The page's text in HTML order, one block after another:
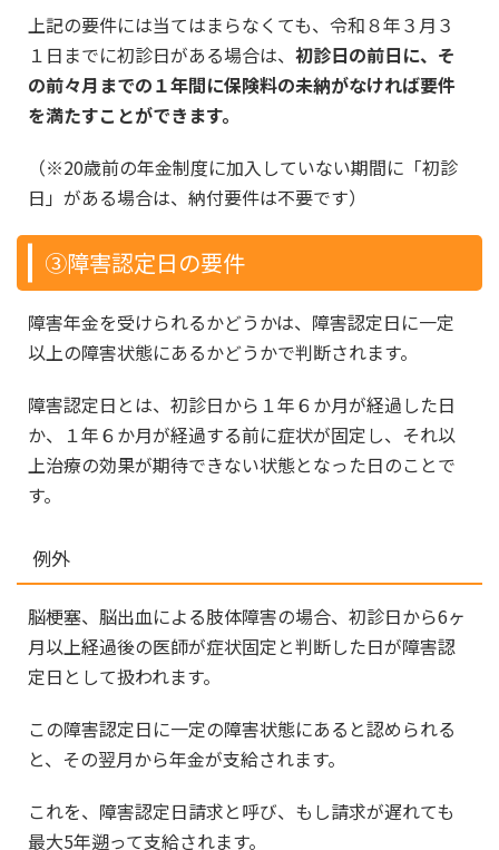
上記の要件には当てはまらなくても、令和８年３月３
１日までに初診日がある場合は、 初診日の前日に、そ
の前々月までの１年間に保険料の未納がなければ要件
を満たすことができます。
（※20歳前の年金制度に加入していない期間に「初診
日」がある場合は、納付要件は不要です）
③障害認定日の要件
障害年金を受けられるかどうかは、障害認定日に一定
以上の障害状態にあるかどうかで判断されます。
障害認定日とは、初診日から１年６か月が経過した日
か、１年６か月が経過する前に症状が固定し、それ以
上治療の効果が期待できない状態となった日のことで
す。
例外
脳梗塞、脳出血による肢体障害の場合、初診日から6ヶ
月以上経過後の医師が症状固定と判断した日が障害認
定日として扱われます。
この障害認定日に一定の障害状態にあると認められる
と、その翌月から年金が支給されます。
これを、障害認定日請求と呼び、もし請求が遅れても
最大5年遡って支給されます。